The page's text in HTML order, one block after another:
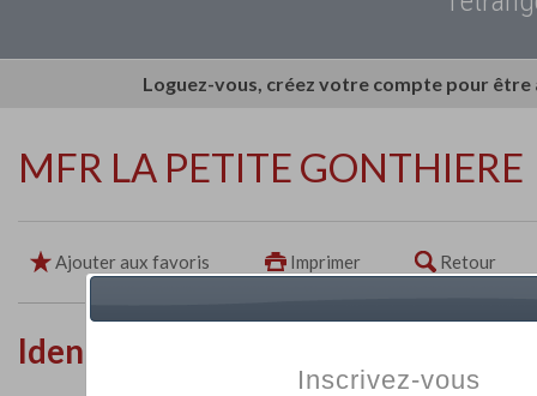
Loguez-vous, créez votre compte pour
MFR LA PETITE GONTHIERE
Ajouter aux favoris Imprimer Retour
Identité de l'établissement
Inscrivez-vous